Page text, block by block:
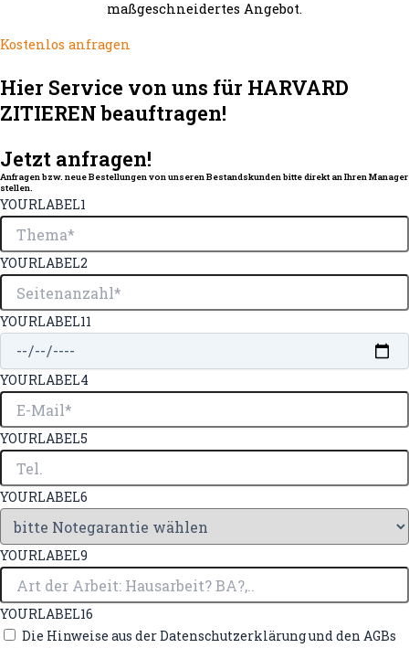
maßgeschneidertes Angebot.
Kostenlos anfragen
Hier Service von uns für HARVARD
ZITIEREN beauftragen!
Jetzt anfragen!
Anfragen bzw. neue Bestellungen von unseren Bestandskunden bitte direkt an Ihren Manager
stellen.
YOURLABEL1
YOURLABEL2
YOURLABEL11
YOURLABEL4
YOURLABEL5
YOURLABEL6
YOURLABEL9
YOURLABEL16
Die Hinweise aus der Datenschutzerklärung und den AGBs